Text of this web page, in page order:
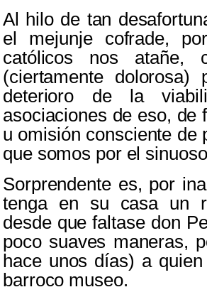
Al hilo de tan
el mejunje cofrade,
católicos nos atañe,
(ciertamente
deterioro de la
asociaciones de eso, de
u omisión consciente de
que somos por el
Sorprendente es, por
tenga en su casa un
desde que faltase don
poco suaves maneras,
hace unos días) a
barroco museo.